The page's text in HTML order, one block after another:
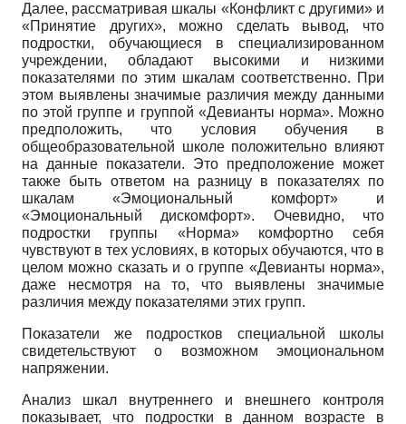
Далее, рассматривая шкалы «Конфликт с другими» и
«Принятие других», можно сделать вывод, что
подростки, обучающиеся в специализированном
учреждении, обладают высокими и низкими
показателями по этим шкалам соответственно. При
этом выявлены значимые различия между данными
по этой группе и группой «Девианты норма». Можно
предположить, что условия обучения в
общеобразовательной школе положительно влияют
на данные показатели. Это предположение может
также быть ответом на разницу в показателях по
шкалам «Эмоциональный комфорт» и
«Эмоциональный дискомфорт». Очевидно, что
подростки группы «Норма» комфортно себя
чувствуют в тех условиях, в которых обучаются, что в
целом можно сказать и о группе «Девианты норма»,
даже несмотря на то, что выявлены значимые
различия между показателями этих групп.
Показатели же подростков специальной школы
свидетельствуют о возможном эмоциональном
напряжении.
Анализ шкал внутреннего и внешнего контроля
показывает, что подростки в данном возрасте в